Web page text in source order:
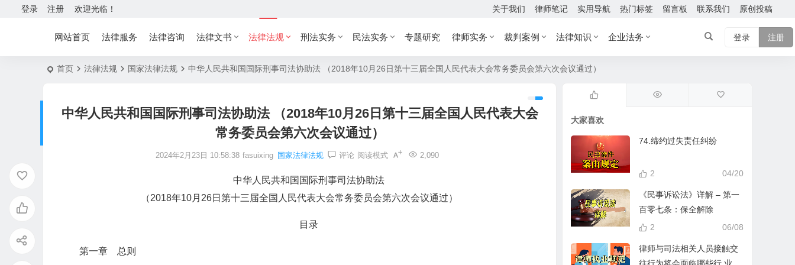
欢迎光临！
登录 注册 关于我们 律师笔记 实用导航 热门标签 留言板 联系我们 原创投稿
网站首页 法律服务 法律咨询 法律文书 法律法规 刑法实务 民法实务 专题研究 律师实务 裁判案例 法律知识 企业法务 登录 注册
首页 法律法规 国家法律法规 中华人民共和国国际刑事司法协助法 （2018年10月26日第十三届全国人民代表大会常务委员会第六次会议通过）
中华人民共和国国际刑事司法协助法 （2018年10月26日第十三届全国人民代表大会
常务委员会第六次会议通过）
2024年2月23日 10:58:38 fasuixing 国家法律法规 评论 2,090
阅读模式
中华人民共和国国际刑事司法协助法
（2018年10月26日第十三届全国人民代表大会常务委员会第六次会议通过）
目录
第一章 总则
大家喜欢
74.缔约过失责任纠纷
04/20
2
《民事诉讼法》详解 – 第一
百零七条：保全解除
06/08
2
律师与司法相关人员接触交